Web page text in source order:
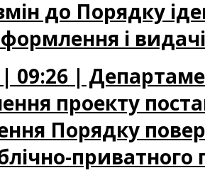
до Порядку
і
| 09:26 |
проекту
Порядку
приватного